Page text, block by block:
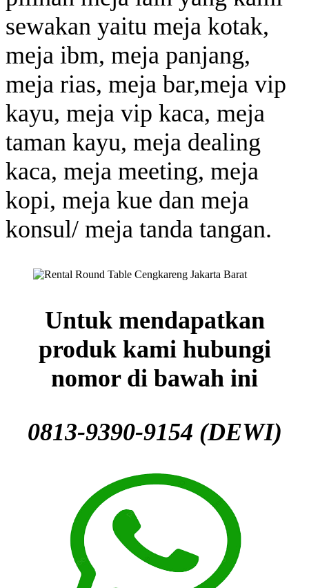
sewakan yaitu meja kotak,
meja ibm, meja panjang,
meja rias, meja bar,meja vip
kayu, meja vip kaca, meja
taman kayu, meja dealing
kaca, meja meeting, meja
kopi, meja kue dan meja
konsul/ meja tanda tangan.
Untuk mendapatkan
produk kami hubungi
nomor di bawah ini
0813-9390-9154 (DEWI)